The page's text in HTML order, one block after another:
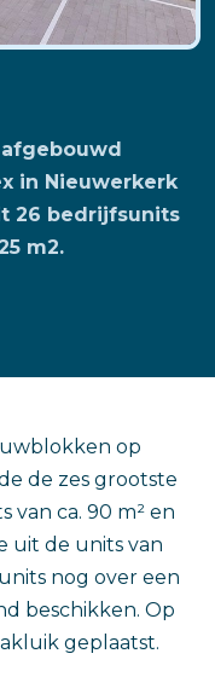
in Nieuwerkerk
26 bedrijfsunits
m2.
op
de zes grootste
van ca. 90 m² en
uit de units van
nog over een
beschikken. Op
geplaatst.